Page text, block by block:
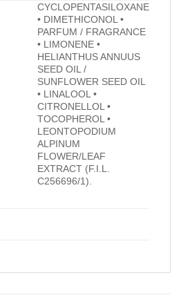
CYCLOPENTASILOXANE
• DIMETHICONOL •
PARFUM / FRAGRANCE
• LIMONENE •
HELIANTHUS ANNUUS
SEED OIL /
SUNFLOWER SEED OIL
• LINALOOL •
CITRONELLOL •
TOCOPHEROL •
LEONTOPODIUM
ALPINUM
FLOWER/LEAF
EXTRACT (F.I.L.
C256696/1).